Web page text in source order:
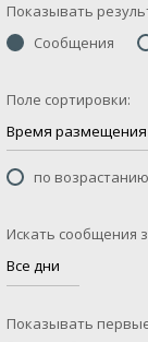
Показывать
Сообщения
Поле сортировки:
по возрастанию
Искать сообщения
Показывать